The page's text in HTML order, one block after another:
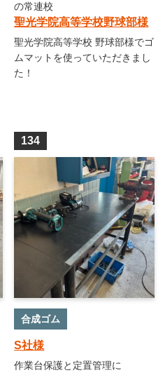
の常連校
聖光学院高等学校野球部様
聖光学院高等学校 野球部様でゴ
ムマットを使っていただきまし
た！
134
合成ゴム
S社様
作業台保護と定置管理に